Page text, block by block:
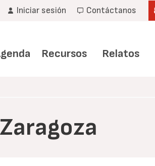
Iniciar sesión Contáctanos
Recursos Relatos